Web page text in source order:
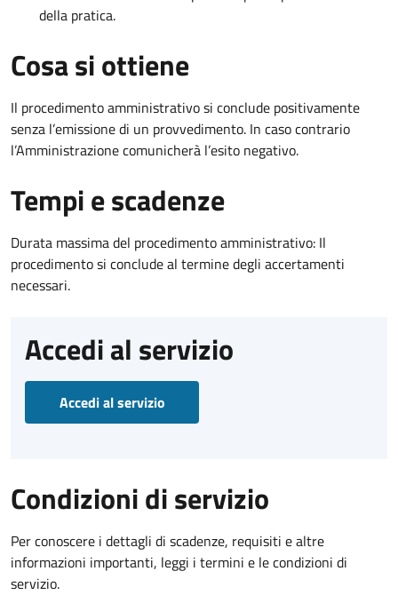
della pratica.
Cosa si ottiene
Il procedimento amministrativo si conclude positivamente
senza l’emissione di un provvedimento. In caso contrario
l’Amministrazione comunicherà l’esito negativo.
Tempi e scadenze
Durata massima del procedimento amministrativo: Il
procedimento si conclude al termine degli accertamenti
necessari.
Accedi al servizio
Accedi al servizio
Condizioni di servizio
Per conoscere i dettagli di scadenze, requisiti e altre
informazioni importanti, leggi i termini e le condizioni di
servizio.